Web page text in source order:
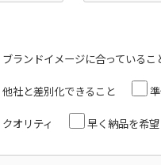
ブランドイメージに合っているこ
他社と差別化できること
クオリティ 早く納品を希望